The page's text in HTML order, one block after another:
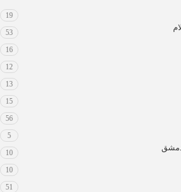
19
53
16
12
13
15
56
5
دمشق
10
10
51